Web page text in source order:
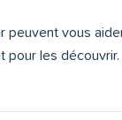
peuvent vous
pour les découvrir.